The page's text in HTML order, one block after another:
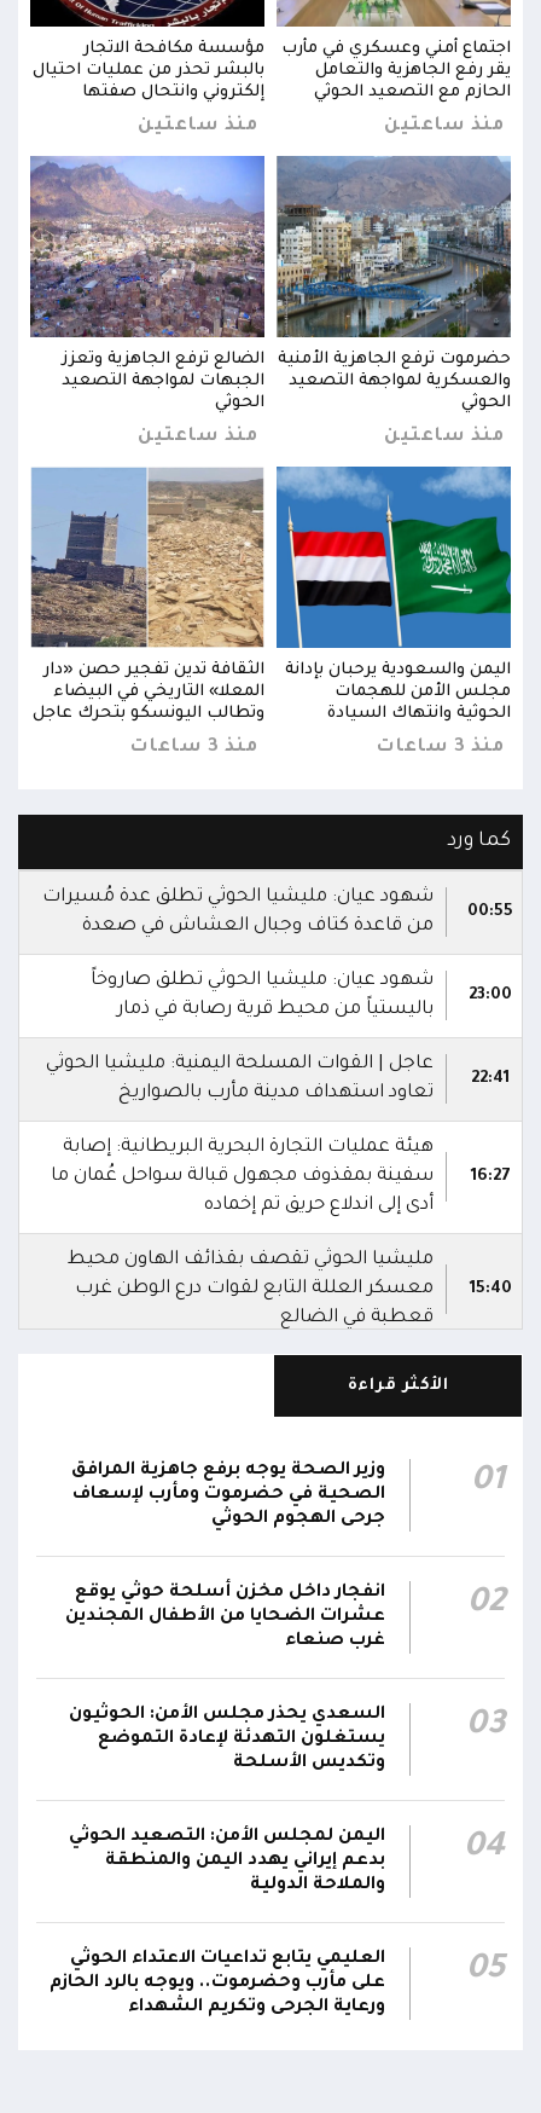
اجتماع أمني وعسكري في مأرب
يقر رفع الجاهزية والتعامل
الحازم مع التصعيد الحوثي
منذ ساعتين
مؤسسة مكافحة الاتجار
بالبشر تحذر من عمليات احتيال
إلكتروني وانتحال صفتها
منذ ساعتين
حضرموت ترفع الجاهزية الأمنية
والعسكرية لمواجهة التصعيد
الحوثي
منذ ساعتين
الضالع ترفع الجاهزية وتعزز
الجبهات لمواجهة التصعيد
الحوثي
منذ ساعتين
اليمن والسعودية يرحبان بإدانة
مجلس الأمن للهجمات
الحوثية وانتهاك السيادة
منذ 3 ساعات
الثقافة تدين تفجير حصن «دار
المعلا» التاريخي في البيضاء
وتطالب اليونسكو بتحرك عاجل
منذ 3 ساعات
كما ورد
00:55
شهود عيان: مليشيا الحوثي تطلق عدة مُسيرات
من قاعدة كتاف وجبال العشاش في صعدة
23:00
شهود عيان: مليشيا الحوثي تطلق صاروخاً
باليستياً من محيط قرية رصابة في ذمار
22:41
عاجل | القوات المسلحة اليمنية: مليشيا الحوثي
تعاود استهداف مدينة مأرب بالصواريخ
16:27
هيئة عمليات التجارة البحرية البريطانية: إصابة
سفينة بمقذوف مجهول قبالة سواحل عُمان ما
أدى إلى اندلاع حريق تم إخماده
15:40
مليشيا الحوثي تقصف بقذائف الهاون محيط
معسكر العللة التابع لقوات درع الوطن غرب
قعطبة في الضالع
مليشيا الحوثي تقصف أحياء سكنية غرب قعطبة
15:35
قصف حوثي عشوائي بالسلاح الثقيل يستهدف
مناطق مآهولة بقرى المعزوب والعبارى في
محافظة الضالع
12:22
والجيش يقصف مواقع حوثية ويتصدى للمسيرات
الأكثر قراءة
01
وزير الصحة يوجه برفع جاهزية المرافق
الصحية في حضرموت ومأرب لإسعاف
جرحى الهجوم الحوثي
02
انفجار داخل مخزن أسلحة حوثي يوقع
عشرات الضحايا من الأطفال المجندين
غرب صنعاء
03
السعدي يحذر مجلس الأمن: الحوثيون
يستغلون التهدئة لإعادة التموضع
وتكديس الأسلحة
04
اليمن لمجلس الأمن: التصعيد الحوثي
بدعم إيراني يهدد اليمن والمنطقة
والملاحة الدولية
05
العليمي يتابع تداعيات الاعتداء الحوثي
على مأرب وحضرموت.. ويوجه بالرد الحازم
ورعاية الجرحى وتكريم الشهداء